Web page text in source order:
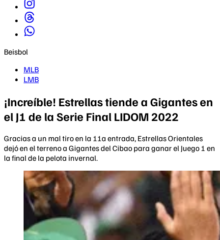
Beisbol
MLB
LMB
¡Increíble! Estrellas tiende a Gigantes en
el J1 de la Serie Final LIDOM 2022
Gracias a un mal tiro en la 11a entrada, Estrellas Orientales
dejó en el terreno a Gigantes del Cibao para ganar el Juego 1 en
la final de la pelota invernal.